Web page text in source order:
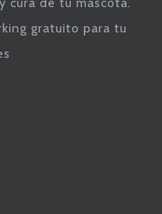
gratuito para tu